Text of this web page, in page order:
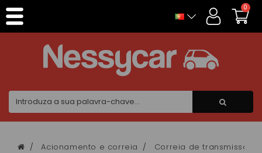
0
Acionamento e correia Correia de transmissão
Painel de Gerenciamento de Cookies